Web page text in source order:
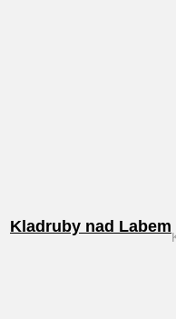
Kladruby nad Labem